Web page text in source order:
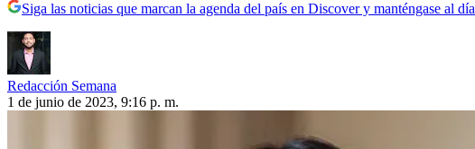
Siga las noticias que marcan la agenda del país en Discover y manténgase al día
Redacción Semana
1 de junio de 2023, 9:16 p. m.